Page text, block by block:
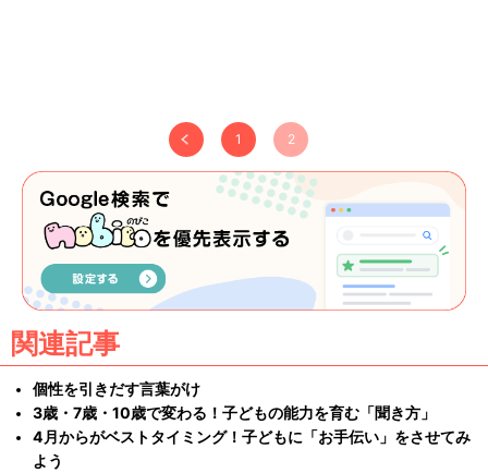
1 2
関連記事
個性を引きだす言葉がけ
3歳・7歳・10歳で変わる！子どもの能力を育む「聞き方」
4月からがベストタイミング！子どもに「お手伝い」をさせてみ
よう